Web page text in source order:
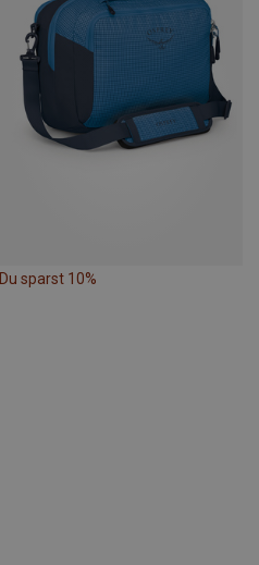
Du sparst 10%